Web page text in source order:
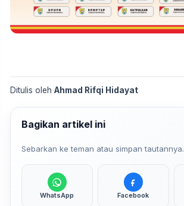
Ditulis oleh Ahmad Rifqi Hidayat
Bagikan artikel ini
Sebarkan ke teman atau simpan tautannya.
WhatsApp Facebook